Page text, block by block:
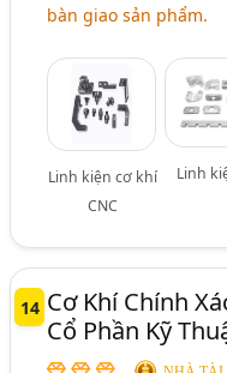
bàn giao sản phẩm.
Linh kiện cơ khí
CNC
Linh
14 Cơ Khí Chính
Cổ Phần Kỹ